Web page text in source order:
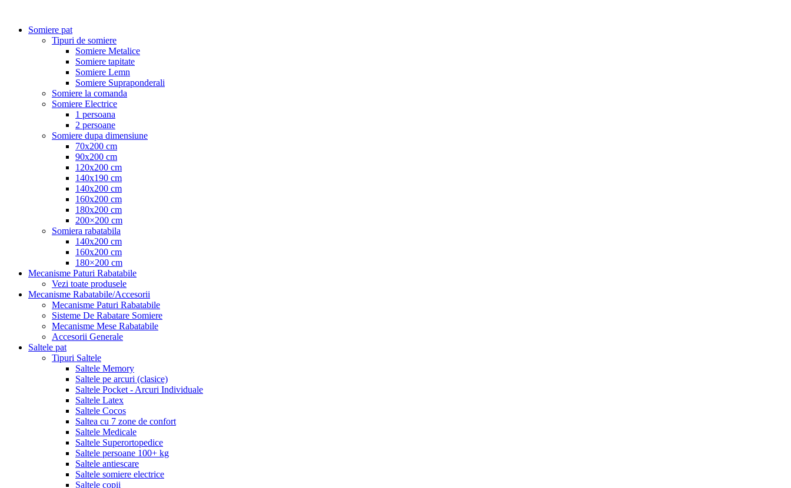
Somiere pat
Tipuri de somiere
Somiere Metalice
Somiere tapitate
Somiere Lemn
Somiere Supraponderali
Somiere la comanda
Somiere Electrice
1 persoana
2 persoane
Somiere dupa dimensiune
70x200 cm
90x200 cm
120x200 cm
140x190 cm
140x200 cm
160x200 cm
180x200 cm
200×200 cm
Somiera rabatabila
140x200 cm
160x200 cm
180×200 cm
Mecanisme Paturi Rabatabile
Vezi toate produsele
Mecanisme Rabatabile/Accesorii
Mecanisme Paturi Rabatabile
Sisteme De Rabatare Somiere
Mecanisme Mese Rabatabile
Accesorii Generale
Saltele pat
Tipuri Saltele
Saltele Memory
Saltele pe arcuri (clasice)
Saltele Pocket - Arcuri Individuale
Saltele Latex
Saltele Cocos
Saltea cu 7 zone de confort
Saltele Medicale
Saltele Superortopedice
Saltele persoane 100+ kg
Saltele antiescare
Saltele somiere electrice
Saltele copii